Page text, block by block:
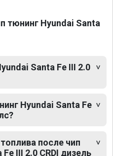
тюнинг Hyundai Santa
Santa Fe III 2.0
Hyundai Santa Fe
после чип
III 2.0 CRDI дизель